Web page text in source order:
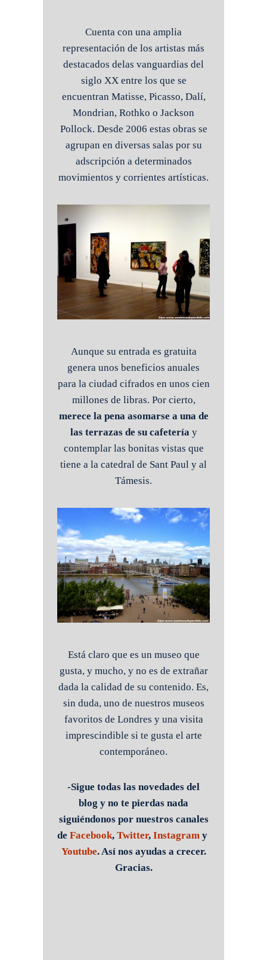
Cuenta con una amplia
representación de los artistas más
destacados delas vanguardias del
siglo XX entre los que se
encuentran Matisse, Picasso, Dalí,
Mondrian, Rothko o Jackson
Pollock. Desde 2006 estas obras se
agrupan en diversas salas por su
adscripción a determinados
movimientos y corrientes artísticas.
Aunque su entrada es gratuita
genera unos beneficios anuales
para la ciudad cifrados en unos cien
millones de libras. Por cierto,
merece la pena asomarse a una de
las terrazas de su cafeteríay
contemplar las bonitas vistas que
tiene a la catedral de Sant Paul y al
Támesis.
Está claro que es un museo que
gusta, y mucho, y no es de extrañar
dada la calidad de su contenido. Es,
sin duda, uno de nuestros museos
favoritos de Londres y una visita
imprescindible si te gusta el arte
contemporáneo.
-Sigue todas las novedades del
blog y no te pierdas nada
siguiéndonos por nuestros canales
de Facebook, Twitter, Instagram y
Youtube. Así nos ayudas a crecer.
Gracias.